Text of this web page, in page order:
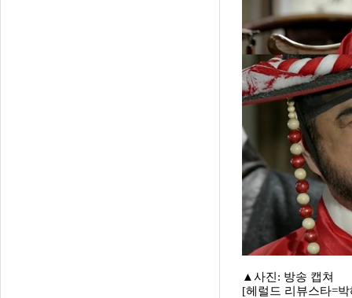
▲사진: 방송 캡쳐
[헤럴드 리뷰스타=